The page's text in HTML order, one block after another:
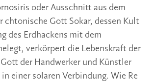
oder Ausschnitt aus dem
chtonische Gott Sokar, dessen Kult
des Erdhackens mit dem
verkörpert die Lebenskraft der
der Handwerker und Künstler
einer solaren Verbindung. Wie Re